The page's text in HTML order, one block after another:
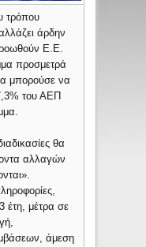
τρόπου
άρδην
Ε.Ε.
προσμετρά
μπορούσε να
του ΑΕΠ
θα
αλλαγών
έτη, μέτρα σε
άμεση